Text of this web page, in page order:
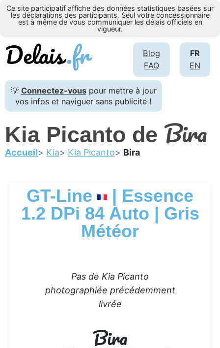
Ce site participatif affiche des données statistiques basées sur
les déclarations des participants. Seul votre concessionnaire
est à même de vous communiquer les délais officiels en
vigueur.
FR
EN
Blog
FAQ
💡 Connectez-vouspour mettre à jour
vos infos et naviguer sans publicité !
Kia Picanto de Bira
Accueil Kia Kia Picanto Bira
GT-Line
| Essence
1.2 DPi 84 Auto | Gris
Météor
Pas de Kia Picanto
photographiée précédemment
livrée
Bira